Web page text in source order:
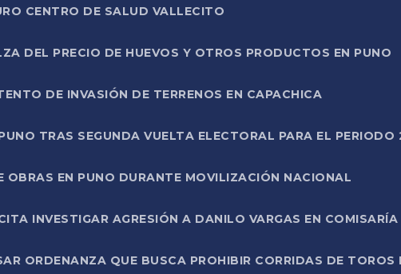
CENTRO DE SALUD VALLECITO
DEL PRECIO DE HUEVOS Y OTROS PRODUCTOS EN PUNO
DE INVASIÓN DE TERRENOS EN CAPACHICA
TRAS SEGUNDA VUELTA ELECTORAL PARA EL PERIODO
EN PUNO DURANTE MOVILIZACIÓN NACIONAL
INVESTIGAR AGRESIÓN A DANILO VARGAS EN COMISARÍA
ORDENANZA QUE BUSCA PROHIBIR CORRIDAS DE TOROS